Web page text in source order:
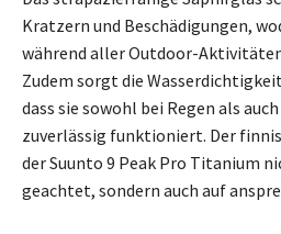
Kratzern und Beschädigungen,
während aller Outdoor-
Zudem sorgt die
dass sie sowohl bei Regen als
zuverlässig funktioniert. Der
der Suunto 9 Peak Pro Titanium
geachtet, sondern auch auf